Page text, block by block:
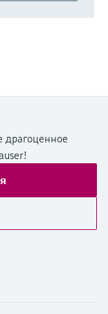
драгоценное